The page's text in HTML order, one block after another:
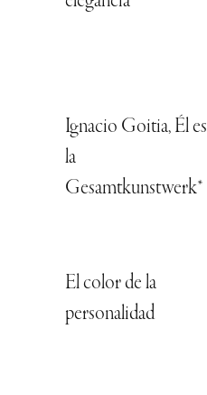
Ignacio Goitia, Él es
la
Gesamtkunstwerk*
El color de la
personalidad